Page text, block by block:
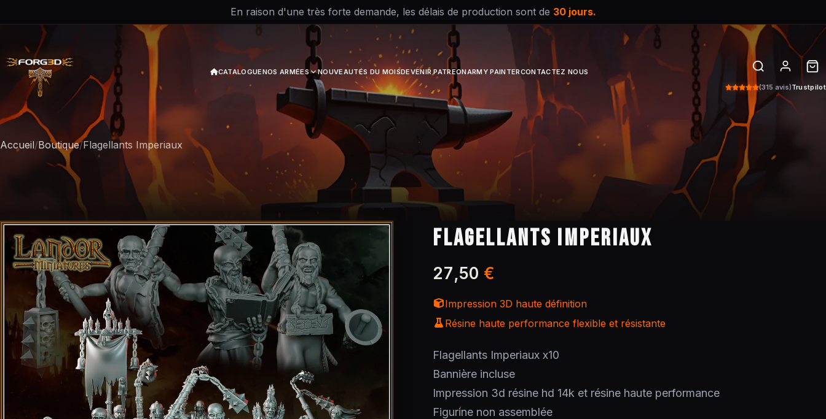
En raison d'une très forte demande, les délais de production sont de 30 jours.
CATALOGUENOS ARMÉES NOUVEAUTÉS DU MOISDEVENIR PATREONARMY PAINTERCONTACTEZ NOUS
(315 avis)Trustpilot
Accueil/Boutique/Flagellants Imperiaux
FLAGELLANTS IMPERIAUX
27,50 €
Impression 3D haute définition
Résine haute performance flexible et résistante
Flagellants Imperiaux x10
Bannière incluse
Impression 3d résine hd 14k et résine haute performance
Figurine non assemblée